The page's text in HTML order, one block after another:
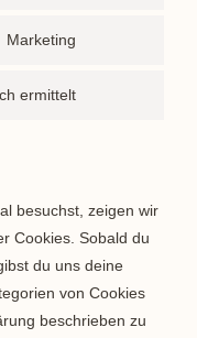
Marketing
ermittelt
besuchst, zeigen wir
Cookies. Sobald du
du uns deine
von Cookies
beschrieben zu